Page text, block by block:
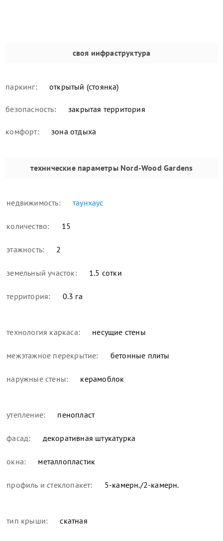
своя инфраструктура
паркинг: открытый (стоянка)
безопасность: закрытая территория
комфорт: зона отдыха
технические параметрыNord-Wood Gardens
недвижимость: таунхаус
количество: 15
этажность: 2
земельный участок: 1.5 сотки
территория: 0.3 га
технология каркаса: несущие стены
межэтажное перекрытие: бетонные плиты
наружные стены: керамоблок
утепление: пенопласт
фасад: декоративная штукатурка
окна: металлопластик
профиль и стеклопакет: 5-камерн./2-камерн.
тип крыши: скатная